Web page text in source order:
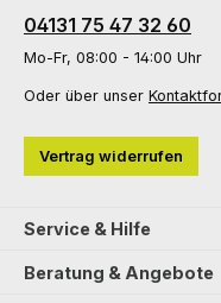
04131 75 47 32 60
Mo-Fr, 08:00 - 14:00 Uhr
Oder über unser
Vertrag widerrufen
Service & Hilfe
Beratung & Angebote